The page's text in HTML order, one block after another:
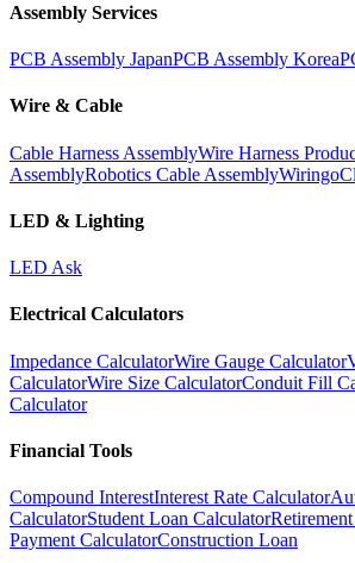
Assembly Services
PCB Assembly JapanPCB Assembly Korea
Wire & Cable
Cable Harness AssemblyWire Harness
AssemblyRobotics Cable AssemblyWiringo
LED & Lighting
LED Ask
Electrical Calculators
Impedance CalculatorWire Gauge Calculator
CalculatorWire Size CalculatorConduit Fill
Calculator
Financial Tools
Compound InterestInterest Rate Calculator
CalculatorStudent Loan Calculator
Payment CalculatorConstruction Loan